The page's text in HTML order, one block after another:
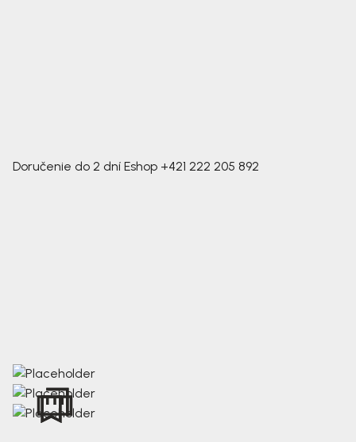
Doručenie do 2 dní Eshop +421 222 205 892